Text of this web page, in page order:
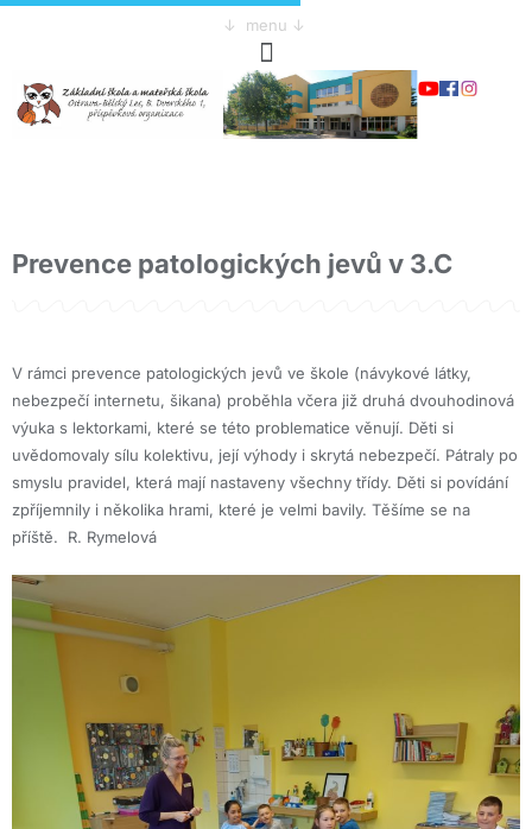
↓ menu ↓
Prevence patologických jevů v 3.C
V rámci prevence patologických jevů ve škole (návykové látky,
nebezpečí internetu, šikana) proběhla včera již druhá dvouhodinová
výuka s lektorkami, které se této problematice věnují. Děti si
uvědomovaly sílu kolektivu, její výhody i skrytá nebezpečí. Pátraly po
smyslu pravidel, která mají nastaveny všechny třídy. Děti si povídání
zpříjemnily i několika hrami, které je velmi bavily. Těšíme se na
příště. R. Rymelová